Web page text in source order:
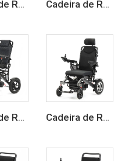
Cadeira de Rodas Elétrica Portátil em Fibra de Carbono para Viagem Cadeira de Rodas Elétrica Leve em Fibra de Carbono Motorizada
Cadeira de Rodas Elétrica Inteligente Dobrável com Estrutura em Fibra de Carbono Cadeira de Rodas Elétrica Leve e Dobrável